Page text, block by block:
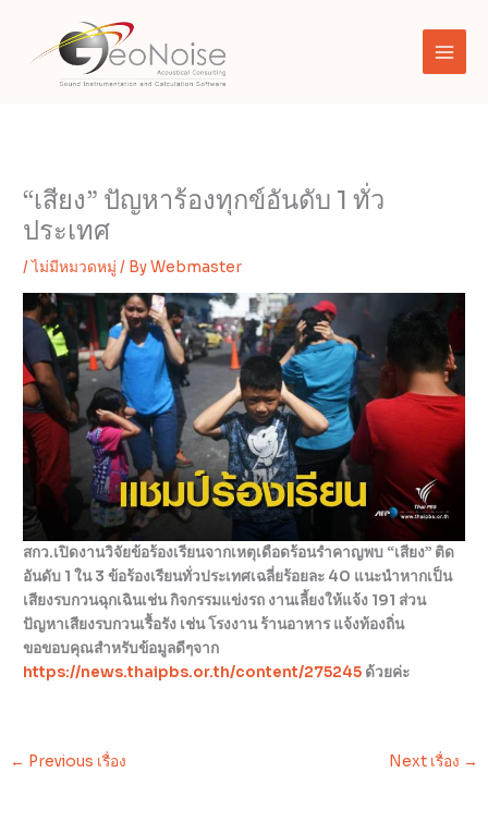
content
“เสียง” ปัญหาร้องทุกข์อันดับ 1 ทั่ว
ประเทศ
/ไม่มีหมวดหมู่ / ByWebmaster
สกว.เปิดงานวิจัยข้อร้องเรียนจากเหตุเดือดร้อนรำคาญพบ “เสียง” ติด
อันดับ 1 ใน 3 ข้อร้องเรียนทั่วประเทศเฉลี่ยร้อยละ 40 แนะนำหากเป็น
เสียงรบกวนฉุกเฉินเช่น กิจกรรมแข่งรถ งานเลี้ยงให้แจ้ง 191 ส่วน
ปัญหาเสียงรบกวนเรื้อรัง เช่น โรงงาน ร้านอาหาร แจ้งท้องถิ่น
ขอขอบคุณสำหรับข้อมูลดีๆจาก
https://news.thaipbs.or.th/content/275245 ด้วยค่ะ
← Previous เรื่อง Next เรื่อง →